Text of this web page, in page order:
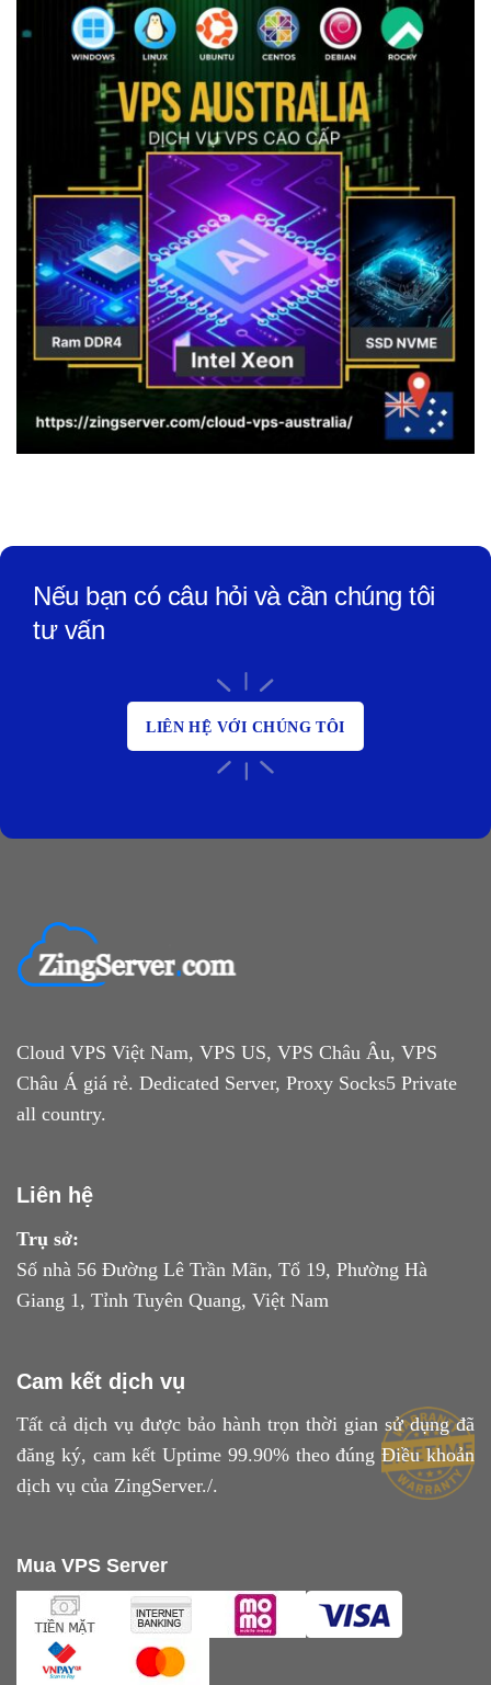
Nếu bạn có câu hỏi và cần chúng tôi
tư vấn
LIÊN HỆ VỚI CHÚNG TÔI
Cloud VPS Việt Nam, VPS US, VPS Châu Âu, VPS
Châu Á giá rẻ. Dedicated Server, Proxy Socks5 Private
all country.
Liên hệ
Trụ sở:
Số nhà 56 Đường Lê Trần Mãn, Tổ 19, Phường Hà
Giang 1, Tỉnh Tuyên Quang, Việt Nam
Cam kết dịch vụ
Tất cả dịch vụ được bảo hành trọn thời gian sử dụng đã
đăng ký, cam kết Uptime 99.90% theo đúngĐiều khoản
dịch vụ của ZingServer./.
Mua VPS Server